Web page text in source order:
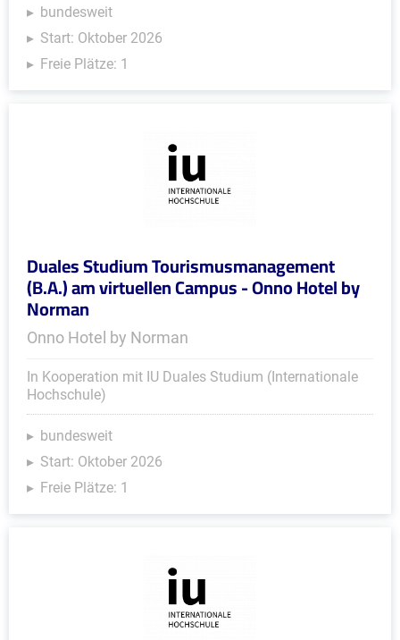
bundesweit
Start: Oktober 2026
Freie Plätze: 1
Duales Studium Tourismusmanagement
(B.A.) am virtuellen Campus - Onno Hotel by
Norman
Onno Hotel by Norman
In Kooperation mit IU Duales Studium (Internationale
Hochschule)
bundesweit
Start: Oktober 2026
Freie Plätze: 1